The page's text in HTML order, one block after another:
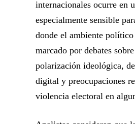
internacionales ocurre en
especialmente sensible
donde el ambiente político
marcado por debates
polarización ideológica,
digital y preocupaciones
violencia electoral en